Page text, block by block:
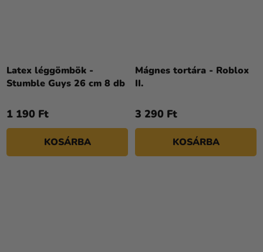
Latex léggömbök -
Stumble Guys 26 cm 8 db
1 190 Ft
KOSÁRBA
Mágnes tortára - Roblox
II.
3 290 Ft
KOSÁRBA